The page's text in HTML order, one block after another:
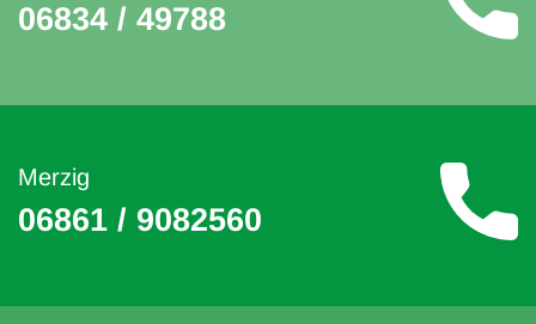
06834 / 49788
Merzig
06861 / 9082560